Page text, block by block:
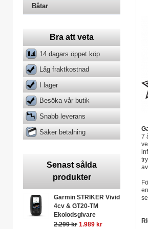
Båtar
Bra att veta
14 dagars öppet köp
Låg fraktkostnad
I lager
Besöka vår butik
Snabb leverans
Säker betalning
7
Senast sålda
produkter
Garmin STRIKER Vivid
4cv & GT20-TM
Ekolodsgivare
2.299 kr 1.989 kr